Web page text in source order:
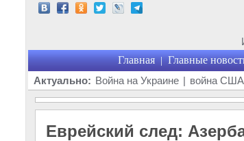
Главная | Главные
Актуально: Война на Украине | война
Еврейский след: